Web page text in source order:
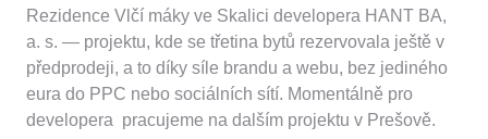
Rezidence Vlčí máky ve Skalici developera HANT BA,
a. s. — projektu, kde se třetina bytů rezervovala ještě v
předprodeji, a to díky síle brandu a webu, bez jediného
eura do PPC nebo sociálních sítí. Momentálně pro
developera pracujeme na dalším projektu v Prešově.